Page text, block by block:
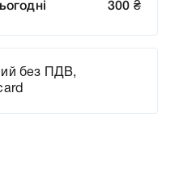
300 ₴
без ПДВ,